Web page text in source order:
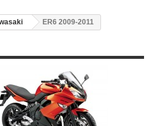
ER6 2009-2011